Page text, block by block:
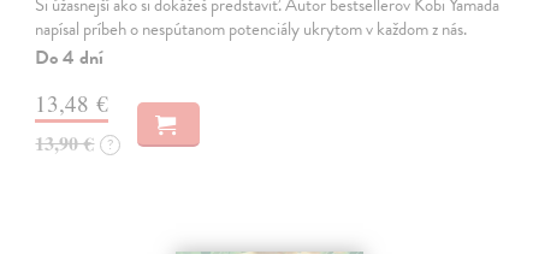
napísal príbeh o nespútanom potenciály ukrytom v každom z nás.
Do 4 dní
13,48 €
13,90 € ?